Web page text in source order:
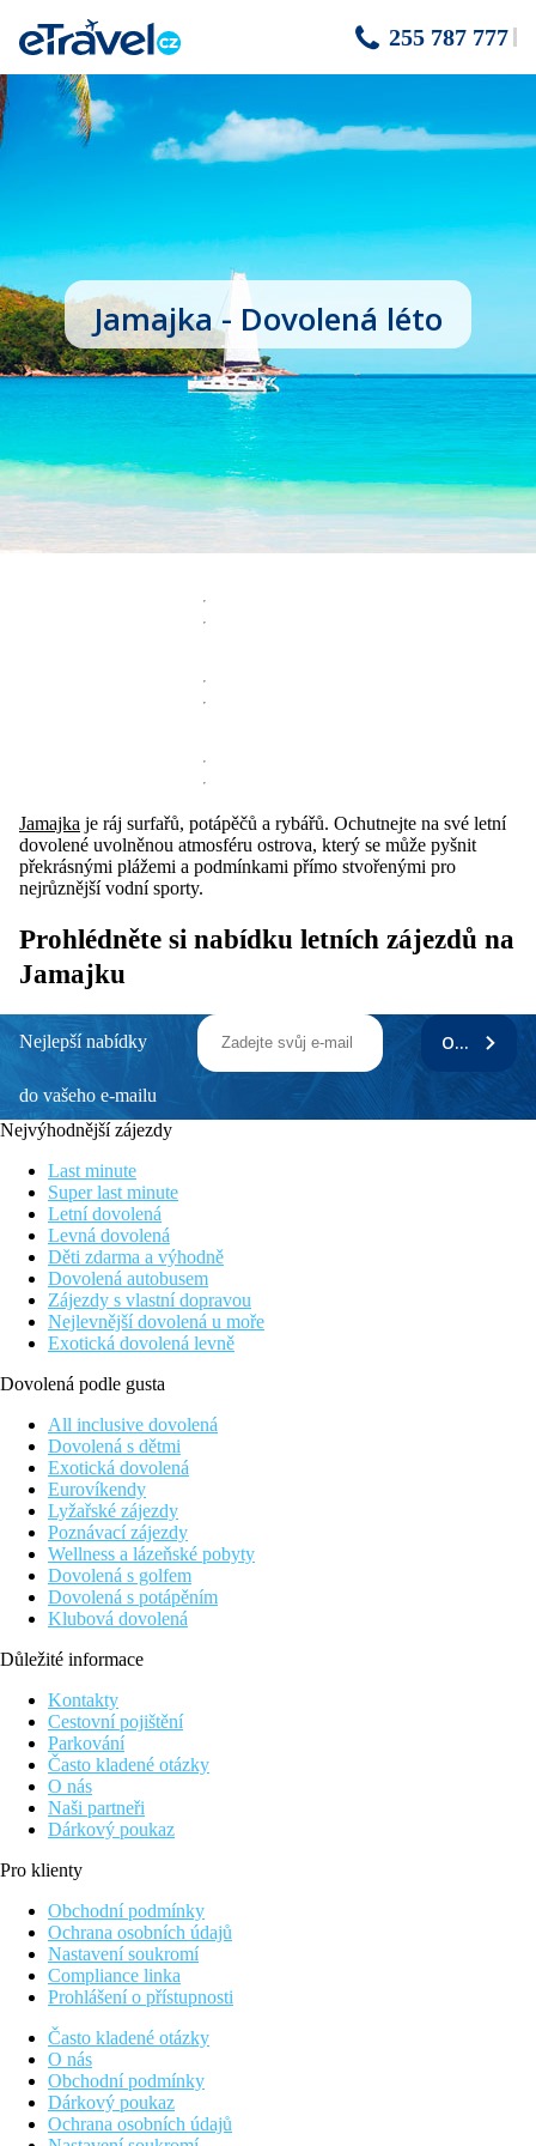
255 787 777
Jamajka - Dovolená léto
Jamajka je ráj surfařů, potápěčů a rybářů. Ochutnejte na své letní
dovolené uvolněnou atmosféru ostrova, který se může pyšnit
překrásnými plážemi a podmínkami přímo stvořenými pro
nejrůznější vodní sporty.
Prohlédněte si nabídku letních zájezdů na
Jamajku
Nejlepší nabídky
do vašeho e-mailu
ODEBÍRAT
Nejvýhodnější zájezdy
Last minute
Super last minute
Letní dovolená
Levná dovolená
Děti zdarma a výhodně
Dovolená autobusem
Zájezdy s vlastní dopravou
Nejlevnější dovolená u moře
Exotická dovolená levně
Dovolená podle gusta
All inclusive dovolená
Dovolená s dětmi
Exotická dovolená
Eurovíkendy
Lyžařské zájezdy
Poznávací zájezdy
Wellness a lázeňské pobyty
Dovolená s golfem
Dovolená s potápěním
Klubová dovolená
Důležité informace
Kontakty
Cestovní pojištění
Parkování
Často kladené otázky
O nás
Naši partneři
Dárkový poukaz
Pro klienty
Obchodní podmínky
Ochrana osobních údajů
Nastavení soukromí
Compliance linka
Prohlášení o přístupnosti
Často kladené otázky
O nás
Obchodní podmínky
Dárkový poukaz
Ochrana osobních údajů